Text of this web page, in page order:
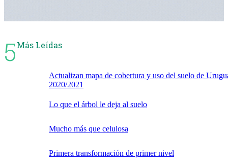
5Más Leídas
Actualizan mapa de cobertura y uso del suelo de
2020/2021
Lo que el árbol le deja al suelo
Mucho más que celulosa
Primera transformación de primer nivel